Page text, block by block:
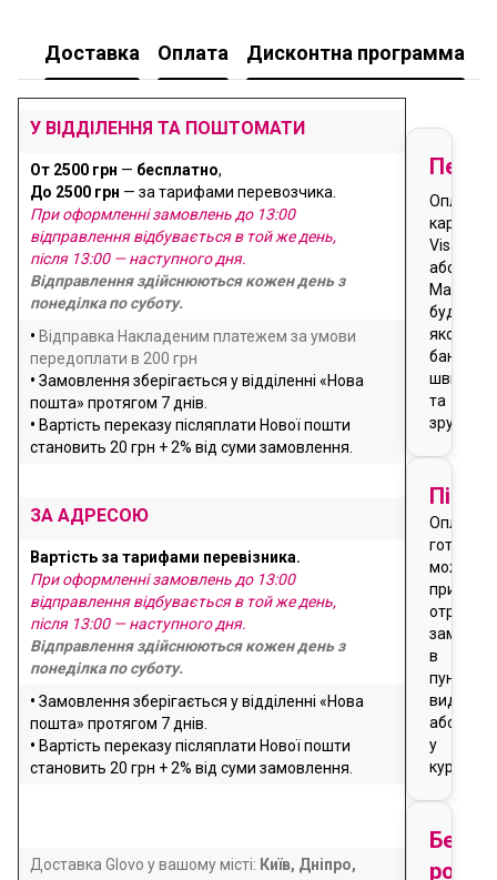
Доставка Оплата Дисконтна программа
У ВІДДІЛЕННЯ ТА ПОШТОМАТИ
От 2500 грн — бесплатно,
До 2500 грн — за тарифами перевозчика.
При оформленні замовлень до 13:00
відправлення відбувається в той же день,
після 13:00 — наступного дня.
Відправлення здійснюються кожен день з
понеділка по суботу.
• Відправка Накладеним платежем за умови
передоплати в 200 грн
• Замовлення зберігається у відділенні «Нова
пошта» протягом 7 днів.
• Вартість переказу післяплати Нової пошти
становить 20 грн + 2% від суми замовлення.
ЗА АДРЕСОЮ
Вартість за тарифами перевізника.
При оформленні замовлень до 13:00
відправлення відбувається в той же день,
після 13:00 — наступного дня.
Відправлення здійснюються кожен день з
понеділка по суботу.
• Замовлення зберігається у відділенні «Нова
пошта» протягом 7 днів.
• Вартість переказу післяплати Нової пошти
становить 20 грн + 2% від суми замовлення.
Доставка Glovo у вашому місті: Київ, Дніпро,
Оплата
карткою
Visa
або
будь-
якого
банку
швидко
та
зручно
Оплата
готівкою
можлива
при
в
пункті
видачі
або
у
кур'єра